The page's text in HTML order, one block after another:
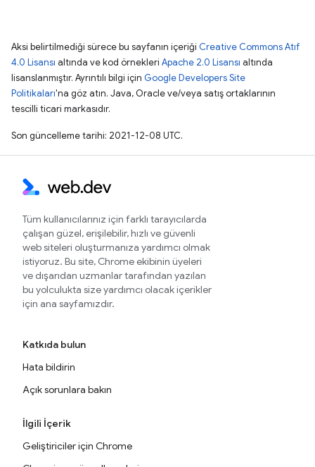
Aksi belirtilmediği sürece bu sayfanın içeriği Creative Commons Atıf
4.0 Lisansı altında ve kod örnekleri Apache 2.0 Lisansı altında
lisanslanmıştır. Ayrıntılı bilgi için Google Developers Site
Politikaları'na göz atın. Java, Oracle ve/veya satış ortaklarının
tescilli ticari markasıdır.
Son güncelleme tarihi: 2021-12-08 UTC.
Tüm kullanıcılarınız için farklı tarayıcılarda
çalışan güzel, erişilebilir, hızlı ve güvenli
web siteleri oluşturmanıza yardımcı olmak
istiyoruz. Bu site, Chrome ekibinin üyeleri
ve dışarıdan uzmanlar tarafından yazılan
bu yolculukta size yardımcı olacak içerikler
için ana sayfamızdır.
Katkıda bulun
Hata bildirin
Açık sorunlara bakın
İlgili İçerik
Geliştiriciler için Chrome